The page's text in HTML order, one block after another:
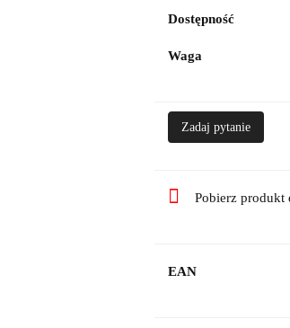
Dostępność
Waga
Zadaj pytanie
Pobierz produkt
EAN